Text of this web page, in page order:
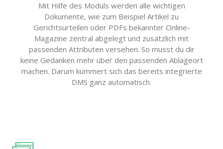
Mit Hilfe des Moduls werden alle wichtigen
Dokumente, wie zum Beispiel Artikel zu
Gerichtsurteilen oder PDFs bekannter Online-
Magazine zentral abgelegt und zusätzlich mit
passenden Attributen versehen. So musst du dir
keine Gedanken mehr über den passenden Ablageort
machen. Darum kümmert sich das bereits integrierte
DMS ganz automatisch.